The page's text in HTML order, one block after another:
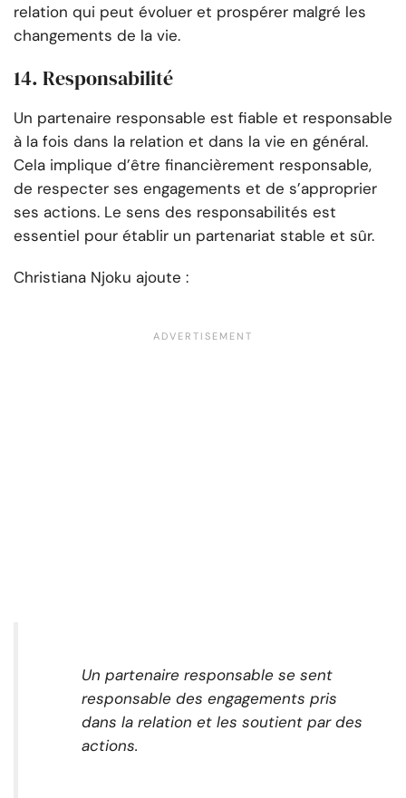
relation qui peut évoluer et prospérer malgré les
changements de la vie.
14. Responsabilité
Un partenaire responsable est fiable et responsable
à la fois dans la relation et dans la vie en général.
Cela implique d’être financièrement responsable,
de respecter ses engagements et de s’approprier
ses actions. Le sens des responsabilités est
essentiel pour établir un partenariat stable et sûr.
Christiana Njoku ajoute :
Un partenaire responsable se sent
responsable des engagements pris
dans la relation et les soutient par des
actions.